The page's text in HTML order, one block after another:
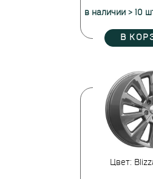
в наличии > 10
В
Цвет: